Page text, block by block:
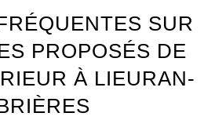
SUR
PROPOSÉS DE
À LIEURAN-